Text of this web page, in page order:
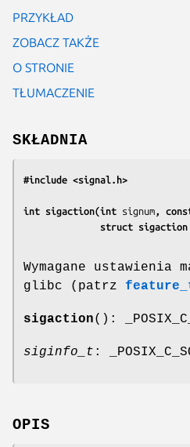
PRZYKŁAD
ZOBACZ TAKŻE
O STRONIE
TŁUMACZENIE
SKŁADNIA
#include <signal.h>
int sigaction(int signum ,
struct
Wymagane
glibc (patrz
sigaction():
siginfo_t :
OPIS